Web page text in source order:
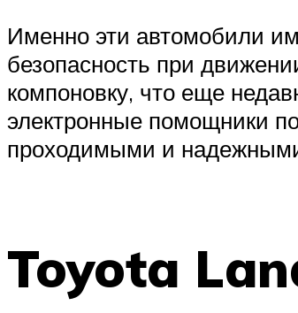
Именно эти автомобили
безопасность при
компоновку, что еще
электронные помощники
проходимыми и
Toyota